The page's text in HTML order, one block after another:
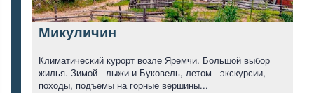
Микуличин
Климатический курорт возле Яремчи. Большой выбор
жилья. Зимой - лыжи и Буковель, летом - экскурсии,
походы, подъемы на горные вершины...